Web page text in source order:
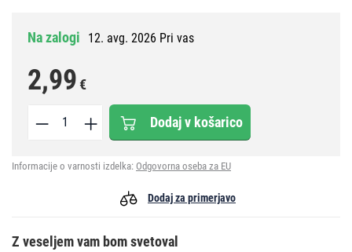
Na zalogi 12. avg. 2026 Pri vas
2,99€
Dodaj v košarico
Informacije o varnosti izdelka: Odgovorna oseba za EU
Dodaj za primerjavo
Z veseljem vam bom svetoval